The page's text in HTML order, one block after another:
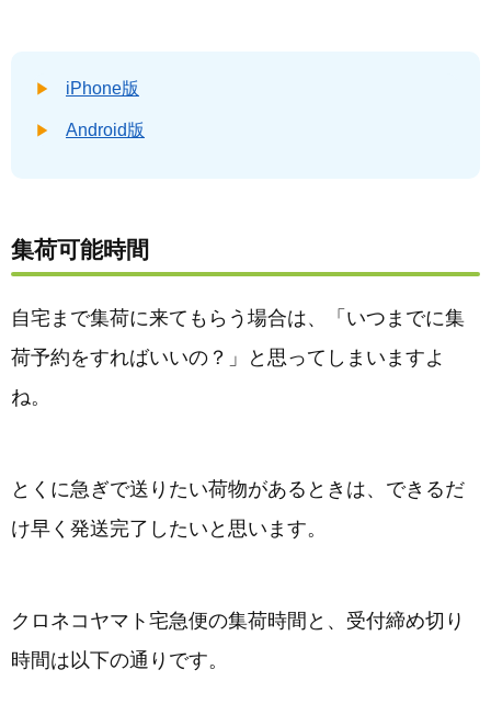
iPhone版
Android版
集荷可能時間
自宅まで集荷に来てもらう場合は、「いつまでに集
荷予約をすればいいの？」と思ってしまいますよ
ね。
とくに急ぎで送りたい荷物があるときは、できるだ
け早く発送完了したいと思います。
クロネコヤマト宅急便の集荷時間と、受付締め切り
時間は以下の通りです。